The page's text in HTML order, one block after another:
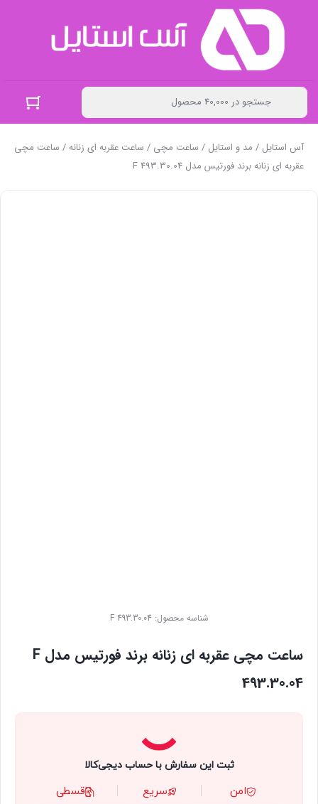
آس استایل / مد و استایل / ساعت مچی / ساعت عقربه ای زنانه/ ساعت مچی
عقربه ای زنانه برند فورتیس مدل F 493.30.04
شناسه محصول:F 493.30.04
ساعت مچی عقربه ای زنانه برند فورتیس مدل F
493.30.04
ثبت این سفارش با حساب دیجی‌کالا
امن سریع قسطی